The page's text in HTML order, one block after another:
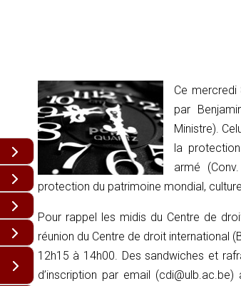
Ce mercredi
par
Ministre).
la
armé
protection du patrimoine mondial,
Pour rappel les midis du Centre de
réunion du Centre de droit international
12h15 à 14h00. Des sandwiches et
d’inscription par email